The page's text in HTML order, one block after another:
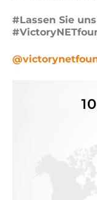
#Lassen Sie